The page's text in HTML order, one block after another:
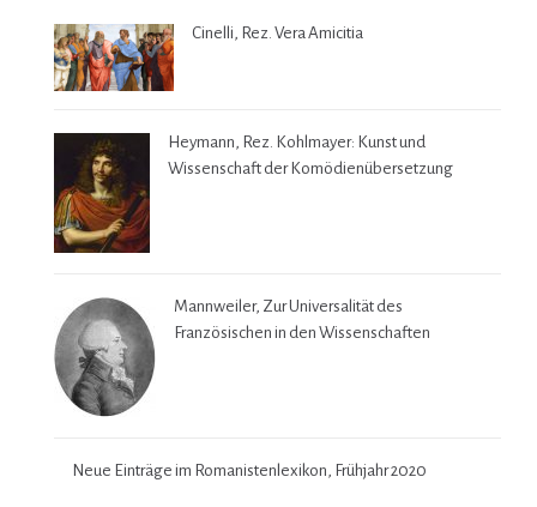
Cinelli, Rez. Vera Amicitia
Heymann, Rez. Kohlmayer: Kunst und
Wissenschaft der Komödienübersetzung
Mannweiler, Zur Universalität des
Französischen in den Wissenschaften
Neue Einträge im Romanistenlexikon, Frühjahr 2020